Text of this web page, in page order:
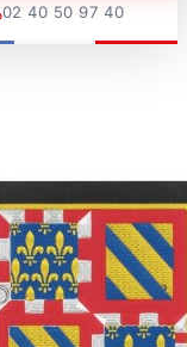
02 40 50 97 40